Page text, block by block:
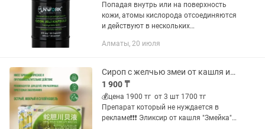
Попадая внутрь или на поверхность
кожи, атомы кислорода отсоединяются
и действуют в нескольких
так и общее воздействие на организм.
Алматы, 20 июля
Сироп с желчью змеи от кашля и бронхита
1 900 ₸
💰цена 1900 тг от 3 шт 1700 тг
Препарат который не нуждается в
рекламе❗❗❗ Эликсир от кашля "Змейка"